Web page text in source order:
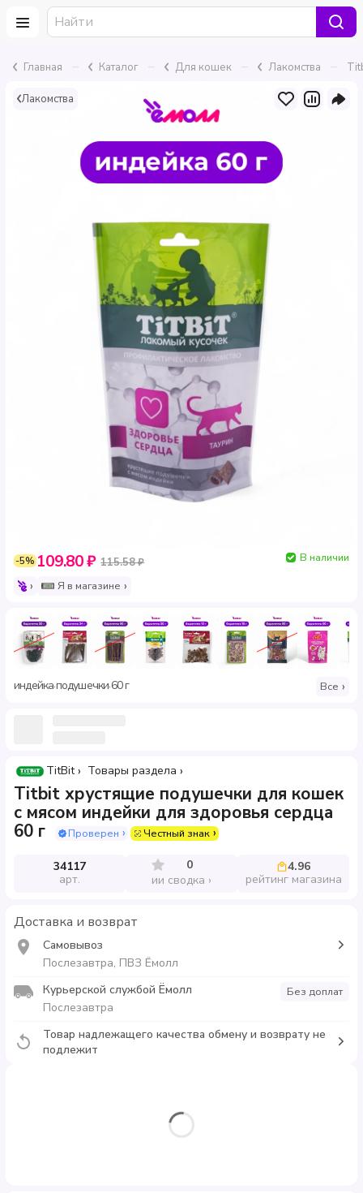
Главная – Каталог – Для кошек – Лакомства –
Лакомства
-5% 109.80 ₽ 115.58 ₽
В наличии
Я в магазине
индейка·подушечки·60 г Все
TitBit Товары раздела
Titbit хрустящие подушечки для кошек
с мясом индейки для здоровья сердца
60 г
Проверен Честный знак
34117
арт.
0
ии сводка
4.96
рейтинг магазина
Доставка и возврат
Самовывоз
Послезавтра, ПВЗ Ёмолл
Курьерской службой Ёмолл
Послезавтра
Без доплат
Товар надлежащего качества обмену и возврату не
подлежит